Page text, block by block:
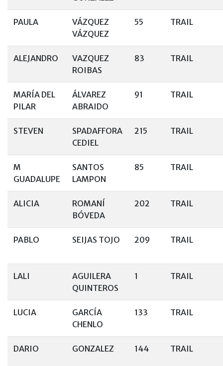
PAULA
VÁZQUEZ
VÁZQUEZ
55 TRAIL
ALEJANDRO
VAZQUEZ
ROIBAS
83 TRAIL
MARÍA DEL
PILAR
ÁLVAREZ
ABRAIDO
91 TRAIL
STEVEN
SPADAFFORA
CEDIEL
215 TRAIL
M
GUADALUPE
SANTOS
LAMPON
85 TRAIL
ALICIA
ROMANÍ
BÓVEDA
202 TRAIL
PABLO SEIJAS TOJO 209 TRAIL
LALI
AGUILERA
QUINTEROS
1 TRAIL
LUCIA
GARCÍA
CHENLO
133 TRAIL
DARIO GONZALEZ 144 TRAIL